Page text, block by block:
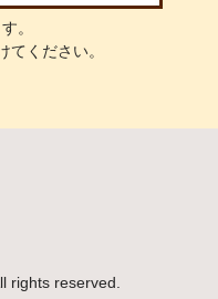
。
ください。
rights reserved.